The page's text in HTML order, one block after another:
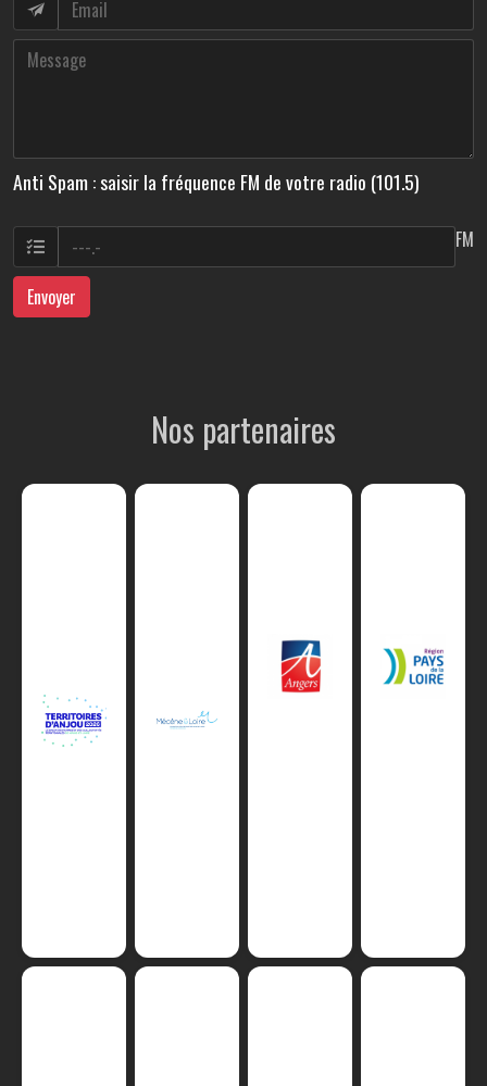
Anti Spam : saisir la fréquence FM de votre radio (101.5)
FM
Envoyer
Nos partenaires